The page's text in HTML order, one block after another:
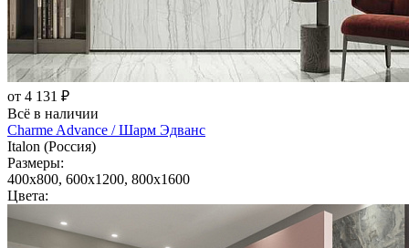
от 4 131 ₽
Всё в наличии
Charme Advance / Шарм Эдванс
Italon (Россия)
Размеры:
400x800, 600x1200, 800x1600
Цвета: